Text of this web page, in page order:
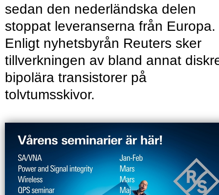
sedan den nederländska delen
stoppat leveranserna från Europa.
Enligt nyhetsbyrån Reuters sker
tillverkningen av bland annat
bipolära transistorer på
tolvtumsskivor.